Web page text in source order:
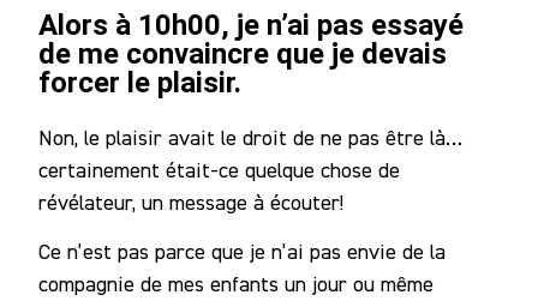
Alors à 10h00, je n’ai pas essayé
de me convaincre que je devais
forcer le plaisir.
Non, le plaisir avait le droit de ne pas être là…
certainement était-ce quelque chose de
révélateur, un message à écouter!
Ce n’est pas parce que je n’ai pas envie de la
compagnie de mes enfants un jour ou même